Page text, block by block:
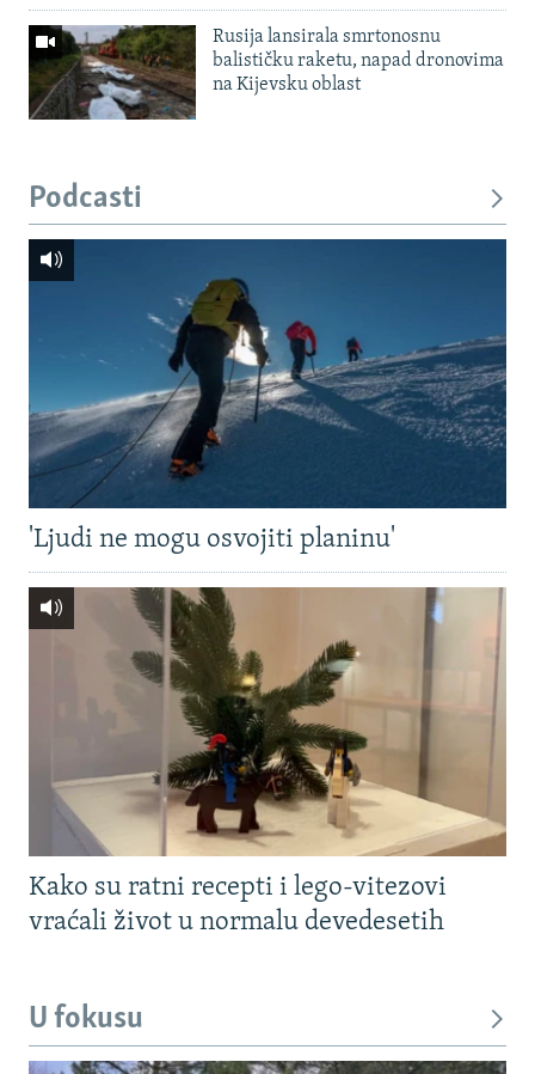
Rusija lansirala smrtonosnu
balističku raketu, napad dronovima
na Kijevsku oblast
Podcasti
'Ljudi ne mogu osvojiti planinu'
Kako su ratni recepti i lego-vitezovi
vraćali život u normalu devedesetih
U fokusu